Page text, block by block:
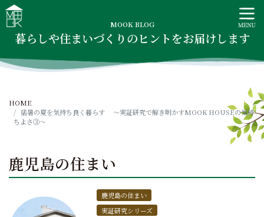
t
MOOK HOUSE ムックハウス
MOOK HOUSEはかごしま素材で建てる木の住まい。自然を
感じる四季に合わせた暮らし、家族がずっと住み継げる暮ら
しをご提案します。
MOOK BLOG
暮らしや住まいづくりのヒントをお届けします
HOME
猛暑の夏を気持ち良く暮らす ～実証研究で解き明かすMOOK HOUSEの気持
ちよさ③～
鹿児島の住まい
鹿児島の住まい
実証研究シリーズ